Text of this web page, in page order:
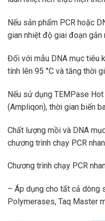
Nếu sản phẩm PCR hoặc
gian nhiệt độ giai đoạn gắn
Đối với mẫu DNA mục tiêu
tính lên 95 °C và tăng thời
Nếu sử dụng TEMPase
(Ampliqon), thời gian biến
Chất lượng mồi và DNA
chương trình chạy PCR
Chương trình chạy PCR
– Áp dụng cho tất cả dòng
Polymerases, Taq Master